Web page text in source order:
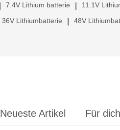
7.4V Lithium batterie 11.1V
36V Lithiumbatterie 48V
Neueste Artikel Für